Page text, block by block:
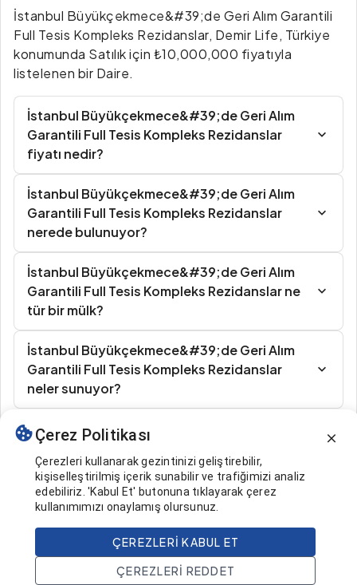
İstanbul Büyükçekmece&#39;de Geri Alım Garantili
Full Tesis Kompleks Rezidanslar, Demir Life, Türkiye
konumunda Satılık için ₺10,000,000 fiyatıyla
listelenen bir Daire.
İstanbul Büyükçekmece&#39;de Geri Alım
Garantili Full Tesis Kompleks Rezidanslar
fiyatı nedir?
İstanbul Büyükçekmece&#39;de Geri Alım
Garantili Full Tesis Kompleks Rezidanslar
nerede bulunuyor?
İstanbul Büyükçekmece&#39;de Geri Alım
Garantili Full Tesis Kompleks Rezidanslar ne
tür bir mülk?
İstanbul Büyükçekmece&#39;de Geri Alım
Garantili Full Tesis Kompleks Rezidanslar
neler sunuyor?
Benzer İlanlar
Çerez Politikası
Çerezleri kullanarak gezintinizi geliştirebilir,
kişiselleştirilmiş içerik sunabilir ve trafiğimizi analiz
edebiliriz. 'Kabul Et' butonuna tıklayarak çerez
kullanımımızı onaylamış olursunuz.
ÇEREZLERI KABUL ET
ÇEREZLERI REDDET